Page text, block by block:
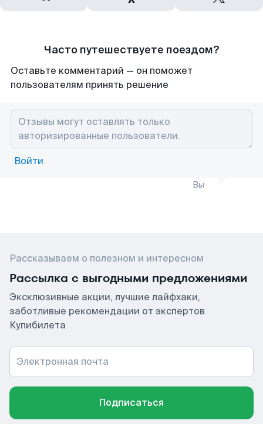
Часто путешествуете поездом?
Оставьте комментарий — он поможет
пользователям принять решение
Войти
Вы
Рассказываем о полезном и интересном
Рассылка с выгодными предложениями
Эксклюзивные акции, лучшие лайфхаки,
заботливые рекомендации от экспертов
Купибилета
Электронная почта
Подписаться